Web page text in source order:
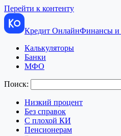
Перейти к контенту
Кредит ОнлайнФинансы и
Калькуляторы
Банки
МФО
Поиск:
Низкий процент
Без справок
С плохой КИ
Пенсионерам